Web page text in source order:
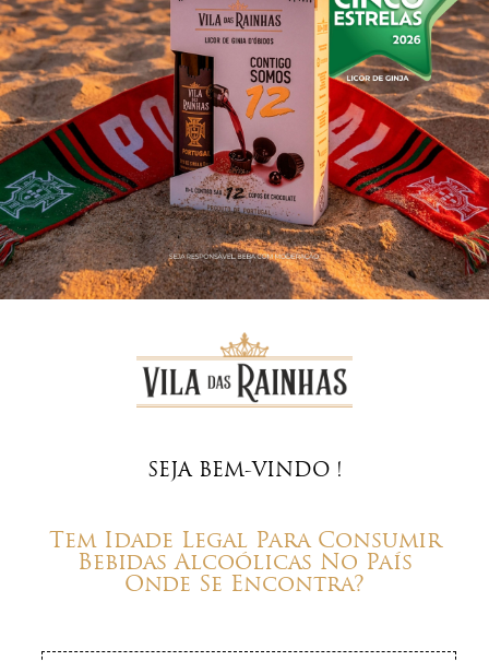
DESCUBRA
SEJA BEM-VINDO !
Tem Idade Legal Para Consumir
Bebidas Alcoólicas No País
Onde Se Encontra?